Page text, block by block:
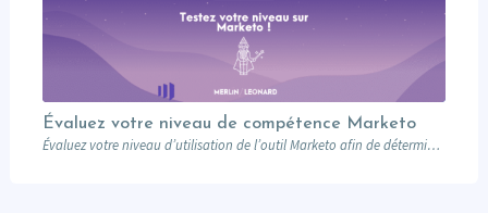
Évaluez votre niveau de compétence Marketo
Évaluez votre niveau d’utilisation de l’outil Marketo afin de déterminer quelles sont pour vous…